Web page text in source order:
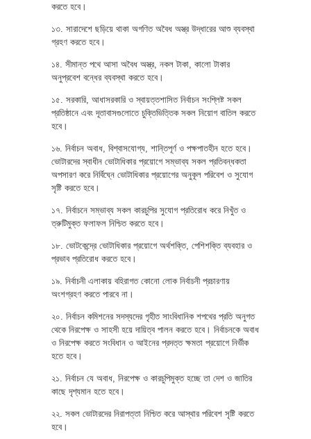
করতে হবে।
১৩. সারাদেশে ছড়িয়ে থাকা অগণিত অবৈধ অস্ত্র উদ্ধারের আশু ব্যবস্থা
গ্রহণ করতে হবে।
১৪. সীমান্ত পথে আসা অবৈধ অস্ত্র, নকল টাকা, কালো টাকার
অনুপ্রবেশ বন্ধের ব্যবস্থা করতে হবে।
১৫. সরকারি, আধাসরকারি ও স্বায়ত্তশাসিত নির্বাচন সংশ্লিষ্ট সকল
প্রতিষ্ঠানে এবং দূতাবাসগুলোতে চুক্তিভিত্তিক সকল নিয়োগ বাতিল করতে
হবে।
১৬. নির্বাচন অবাধ, বিশ্বাসযোগ্য, শান্তিপূর্ণ ও পক্ষপাতহীন হতে হবে।
ভোটারদের স্বাধীন ভোটাধিকার প্রয়োগে সম্ভাব্য সকল প্রতিবন্ধকতা
অপসারণ করে নির্বিঘ্নে ভোটাধিকার প্রয়োগের অনুকূল পরিবেশ ও সুযোগ
সৃষ্টি করতে হবে।
১৭. নির্বাচনে সম্ভাব্য সকল কারচুপির সুযোগ প্রতিরোধ করে নিখুঁত ও
ত্রুটিমুক্ত ফলাফল নিশ্চিত করতে হবে।
১৮. ভোটকেন্দ্রে ভোটাধিকার প্রয়োগে অর্থশক্তি, পেশিশক্তি ব্যবহার ও
প্রভাব প্রতিরোধ করতে হবে।
১৯. নির্বাচনী এলাকায় বহিরাগত কোনো লোক নির্বাচনী প্রচারণায়
অংশগ্রহণ করতে পারবে না।
২০. নির্বাচন কমিশনের সদস্যদের গৃহীত সাংবিধানিক শপথের প্রতি অনুগত
থেকে নিরপেক্ষ ও সাহসী হয়ে দায়িত্ব পালন করতে হবে। নির্বাচনকে অবাধ
ও নিরপেক্ষ করতে সংবিধান ও আইনের প্রদত্ত ক্ষমতা প্রয়োগে নির্ভীক
হতে হবে।
২১. নির্বাচন যে অবাধ, নিরপেক্ষ ও কারচুপিমুক্ত হচ্ছে তা দেশ ও জাতির
কাছে দৃশ্যমান হতে হবে।
২২. সকল ভোটারদের নিরাপত্তা নিশ্চিত করে আস্থার পরিবেশ সৃষ্টি করতে
হবে।